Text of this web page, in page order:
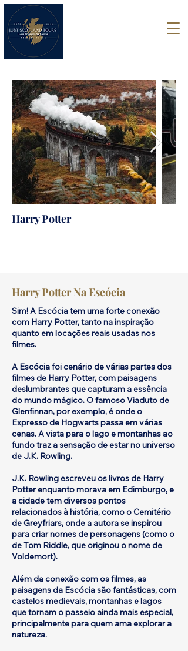
Harry Potter
Harry Potter Na Escócia
Sim! A Escócia tem uma forte conexão
com Harry Potter, tanto na inspiração
quanto em locações reais usadas nos
filmes.
A Escócia foi cenário de várias partes dos
filmes de Harry Potter, com paisagens
deslumbrantes que capturam a essência
do mundo mágico. O famoso Viaduto de
Glenfinnan, por exemplo, é onde o
Expresso de Hogwarts passa em várias
cenas. A vista para o lago e montanhas ao
fundo traz a sensação de estar no universo
de J.K. Rowling.
J.K. Rowling escreveu os livros de Harry
Potter enquanto morava em Edimburgo, e
a cidade tem diversos pontos
relacionados à história, como o Cemitério
de Greyfriars, onde a autora se inspirou
para criar nomes de personagens (como o
de Tom Riddle, que originou o nome de
Voldemort).
Além da conexão com os filmes, as
paisagens da Escócia são fantásticas, com
castelos medievais, montanhas e lagos
que tornam o passeio ainda mais especial,
principalmente para quem ama explorar a
natureza.